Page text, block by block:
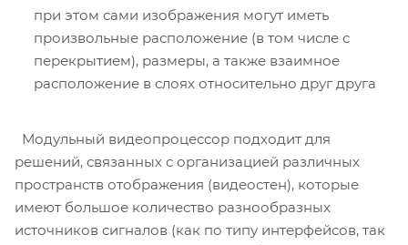
при этом сами изображения могут иметь
произвольные расположение (в том числе с
перекрытием), размеры, а также взаимное
расположение в слоях относительно друг друга
Модульный видеопроцессор подходит для
решений, связанных с организацией различных
пространств отображения (видеостен), которые
имеют большое количество разнообразных
источников сигналов (как по типу интерфейсов, так